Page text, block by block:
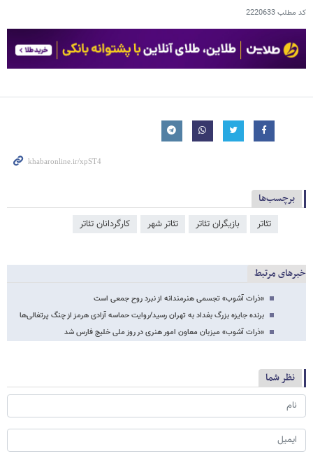
کد مطلب2220633
برچسب‌ها
تئاتر بازیگران تئاتر تئاتر شهر کارگردانان تئاتر
خبرهای مرتبط
«ذرات آشوب» تجسمی هنرمندانه از نبرد روح جمعی است
برنده جایزه بزرگ بغداد به تهران رسید/روایت حماسه آزادی هرمز از چنگ پرتغالی‌ها
«ذرات آشوب» میزبان معاون امور هنری در روز ملی خلیج فارس شد
نظر شما